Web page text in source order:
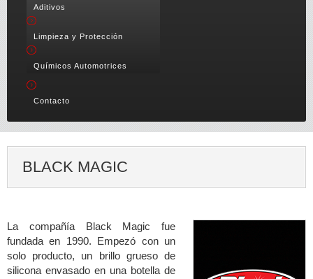
Aditivos
Limpieza y Protección
Químicos Automotrices
Contacto
BLACK MAGIC
La compañía Black Magic fue
fundada en 1990. Empezó con un
solo producto, un brillo grueso de
silicona envasado en una botella de